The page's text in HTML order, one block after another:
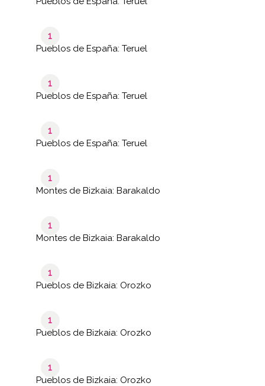
1
Pueblos de España: Teruel
1
Pueblos de España: Teruel
1
Pueblos de España: Teruel
1
Montes de Bizkaia: Barakaldo
1
Montes de Bizkaia: Barakaldo
1
Pueblos de Bizkaia: Orozko
1
Pueblos de Bizkaia: Orozko
1
Pueblos de Bizkaia: Orozko